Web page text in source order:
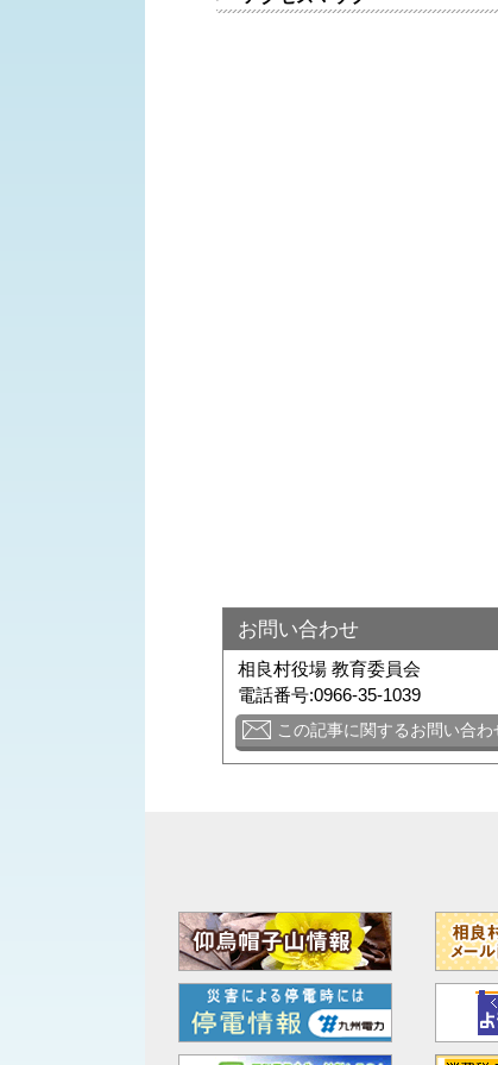
お問い合わせ
相良村役場 教育委員会
電話番号:0966-35-1039
この記事に関するお問い合わ